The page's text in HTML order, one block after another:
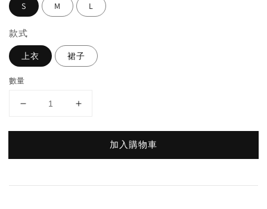
S M L
款式
上衣 裙子
數量
加入購物車